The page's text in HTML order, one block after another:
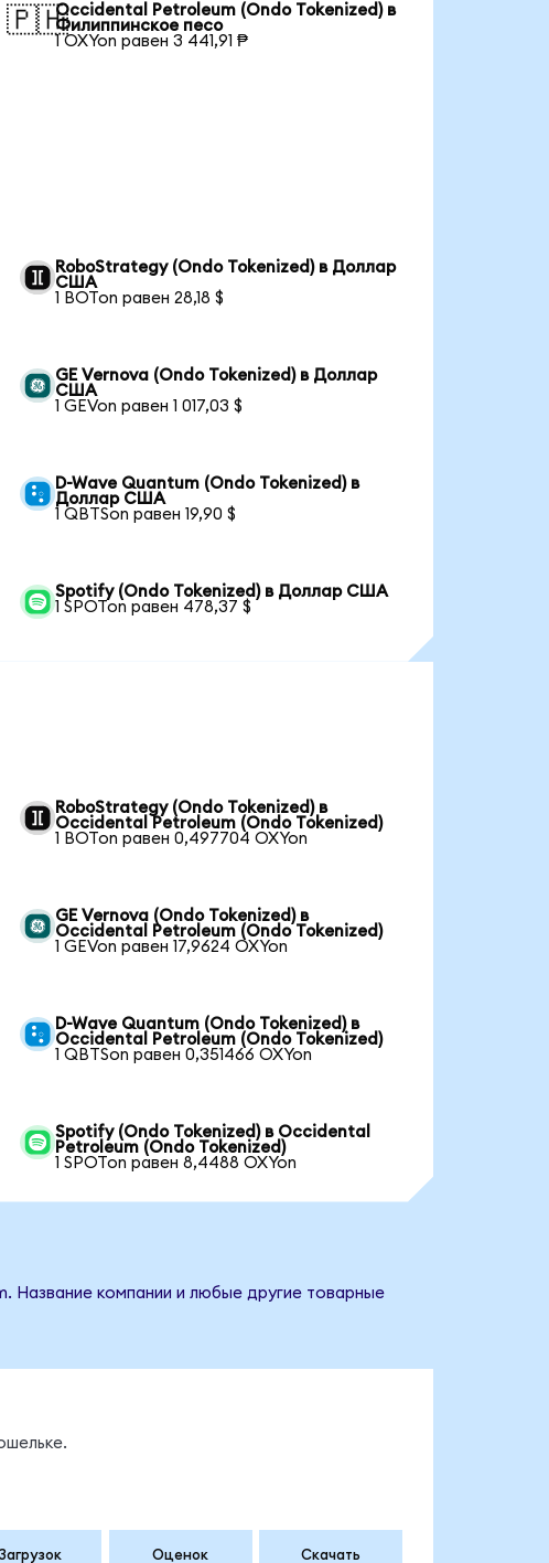
🇵🇭Occidental Petroleum (Ondo Tokenized) в
Филиппинское песо
1 OXYon равен 3 441,91 ₱
RoboStrategy (Ondo Tokenized) в Доллар
США
1 BOTon равен 28,18 $
GE Vernova (Ondo Tokenized) в Доллар
США
1 GEVon равен 1 017,03 $
D-Wave Quantum (Ondo Tokenized) в
Доллар США
1 QBTSon равен 19,90 $
Spotify (Ondo Tokenized) в Доллар США
1 SPOTon равен 478,37 $
RoboStrategy (Ondo Tokenized) в
Occidental Petroleum (Ondo Tokenized)
1 BOTon равен 0,497704 OXYon
GE Vernova (Ondo Tokenized) в
Occidental Petroleum (Ondo Tokenized)
1 GEVon равен 17,9624 OXYon
D-Wave Quantum (Ondo Tokenized) в
Occidental Petroleum (Ondo Tokenized)
1 QBTSon равен 0,351466 OXYon
Spotify (Ondo Tokenized) в Occidental
Petroleum (Ondo Tokenized)
1 SPOTon равен 8,4488 OXYon
компании и любые другие товарные
Загрузок Оценок Скачать